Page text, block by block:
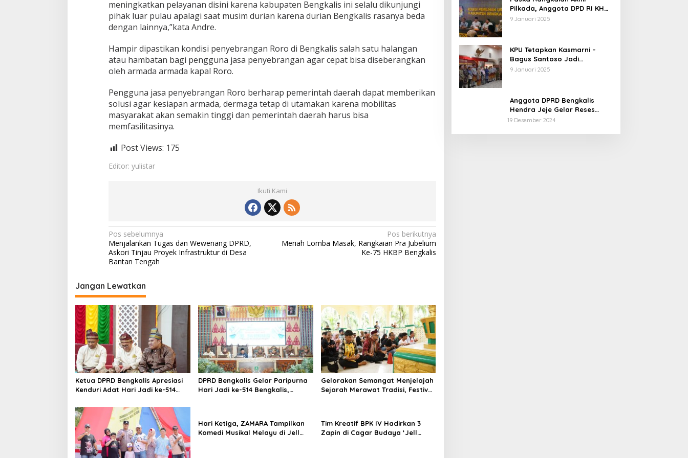
R
o
r
meningkatkan pelayanan disini karena kabupaten Bengkalis ini selalu dikunjungi
pihak luar pulau apalagi saat musim durian karena durian Bengkalis rasanya beda
dengan lainnya,”kata Andre.
Hampir dipastikan kondisi penyebrangan Roro di Bengkalis salah satu halangan
atau hambatan bagi pengguna jasa penyebrangan agar cepat bisa diseberangkan
oleh armada armada kapal Roro.
Pengguna jasa penyebrangan Roro berharap pemerintah daerah dapat memberikan
solusi agar kesiapan armada, dermaga tetap di utamakan karena mobilitas
masyarakat akan semakin tinggi dan pemerintah daerah harus bisa
memfasilitasinya.
Post Views: 175
Editor: yulistar
Ikuti Kami
N
a
v
i
g
a
s
i
p
o
s
Pos sebelumnya
Menjalankan Tugas dan Wewenang DPRD,
Askori Tinjau Proyek Infrastruktur di Desa
Bantan Tengah
Pos berikutnya
Meriah Lomba Masak, Rangkaian Pra Jubelium
Ke-75 HKBP Bengkalis
Jangan Lewatkan
Ketua DPRD Bengkalis Apresiasi
Kenduri Adat Hari Jadi ke-514
Bengkalis.
DPRD Bengkalis Gelar Paripurna
Hari Jadi ke-514 Bengkalis,
Gelorakan Semangat Menjelajah
Sejarah Merawat Tradisi, Festival
Hari Ketiga, ZAMARA Tampilkan
Komedi Musikal Melayu di Jell
Tim Kreatif BPK IV Hadirkan 3
Zapin di Cagar Budaya ‘Jell
Pilkada, Anggota DPD RI KH
Muhammad Mursyid
9 Januari 2025
KPU Tetapkan Kasmarni –
Bagus Santoso Jadi
Pemenang Pilkada 2024
9 Januari 2025
Anggota DPRD Bengkalis
Hendra Jeje Gelar Reses
Perdana
19 Desember 2024